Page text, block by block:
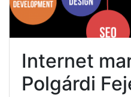
Internet
Polgárdi